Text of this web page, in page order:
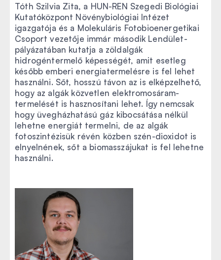
Tóth Szilvia Zita, a HUN-REN Szegedi Biológiai
Kutatóközpont Növénybiológiai Intézet
igazgatója és a Molekuláris Fotobioenergetikai
Csoport vezetője immár második Lendület-
pályázatában kutatja a zöldalgák
hidrogéntermelő képességét, amit esetleg
később emberi energiatermelésre is fel lehet
használni. Sőt, hosszú távon az is elképzelhető,
hogy az algák közvetlen elektromosáram-
termelését is hasznosítani lehet. Így nemcsak
hogy üvegházhatású gáz kibocsátása nélkül
lehetne energiát termelni, de az algák
fotoszintézisük révén közben szén-dioxidot is
elnyelnének, sőt a biomasszájukat is fel lehetne
használni.